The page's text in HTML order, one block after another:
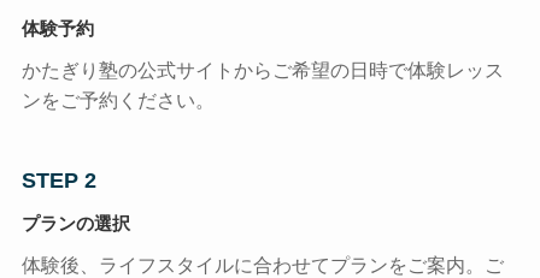
体験予約
かたぎり塾の公式サイトからご希望の日時で体験レッス
ンをご予約ください。
STEP 2
プランの選択
体験後、ライフスタイルに合わせてプランをご案内。ご